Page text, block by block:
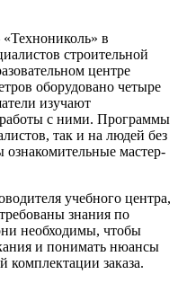
в
строительной
центре
оборудовано четыре
изучают
с ними. Программы
так и на людей без
мастер-
учебного центра,
знания по
необходимы, чтобы
и понимать нюансы
заказа.